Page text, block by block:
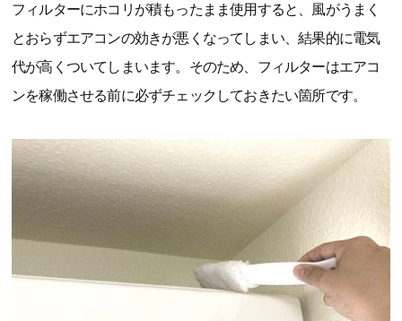
フィルターにホコリが積もったまま使用すると、風がうまく
とおらずエアコンの効きが悪くなってしまい、結果的に電気
代が高くついてしまいます。そのため、フィルターはエアコ
ンを稼働させる前に必ずチェックしておきたい箇所です。